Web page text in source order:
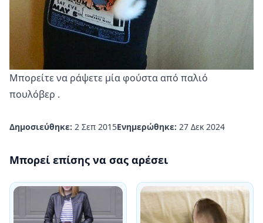
Μπορείτε να ράψετε μία φούστα από παλιό
πουλόβερ .
Δημοσιεύθηκε: 2 Σεπ 2015Ενημερώθηκε: 27 Δεκ 2024
Μπορεί επίσης να σας αρέσει